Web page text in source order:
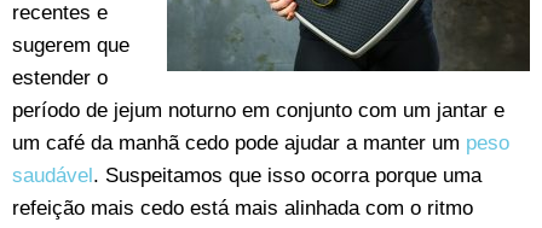
recentes e
sugerem que
estender o
período de jejum noturno em conjunto com um jantar e
um café da manhã cedo pode ajudar a manter um peso
saudável. Suspeitamos que isso ocorra porque uma
refeição mais cedo está mais alinhada com o ritmo